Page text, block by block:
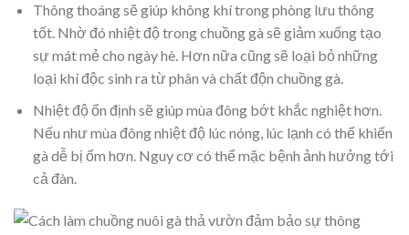
Thông thoáng sẽ giúp không khí trong phòng lưu thông
tốt. Nhờ đó nhiệt độ trong chuồng gà sẽ giảm xuống tạo
sự mát mẻ cho ngày hè. Hơn nữa cũng sẽ loại bỏ những
loại khí độc sinh ra từ phân và chất độn chuồng gà.
Nhiệt độ ổn định sẽ giúp mùa đông bớt khắc nghiệt hơn.
Nếu như mùa đông nhiệt độ lúc nóng, lúc lạnh có thể khiến
gà dễ bị ốm hơn. Nguy cơ có thể mặc bệnh ảnh hưởng tới
cả đàn.